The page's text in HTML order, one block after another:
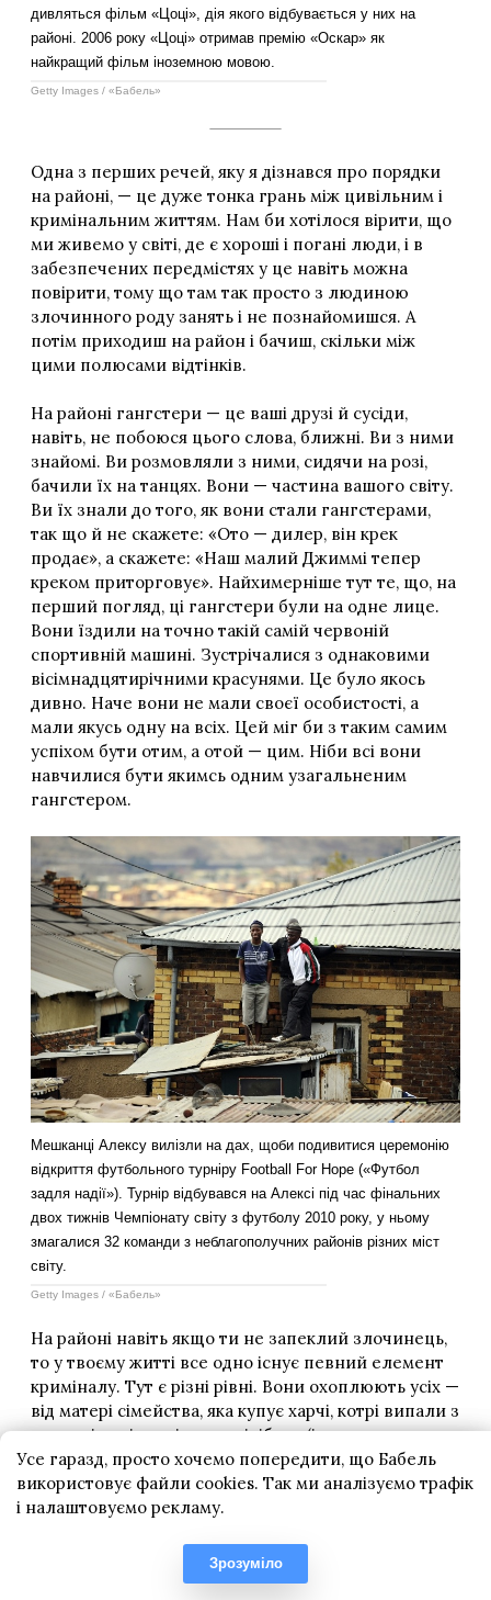
Усе гаразд, просто хочемо попередити, що Бабель
використовує файли cookies. Так ми аналізуємо трафік
і налаштовуємо рекламу.
Зрозуміло